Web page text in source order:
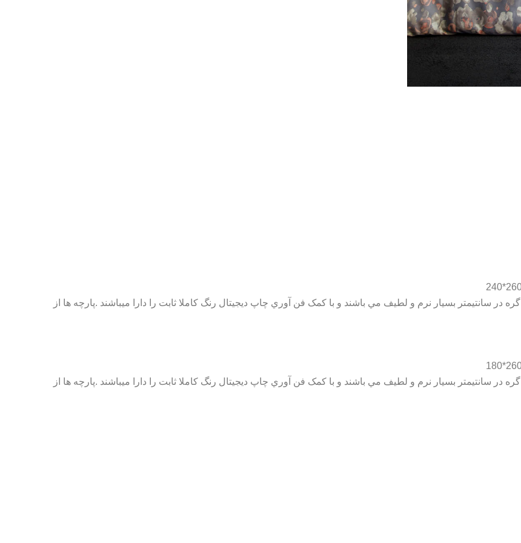
جنس: ساتن- پارچه هاي ديجيتال ساتين اين شرکت با تراکم 220 گره در سانتيمتر بسيار نرم و لطيف مي باشند و با کمک فن آوري چاپ ديجيتال رنگ کاملا ثابت را دارا ميباشند .پارچه ها از
جنس: ساتن- پارچه هاي ديجيتال ساتين اين شرکت با تراکم 220 گره در سانتيمتر بسيار نرم و لطيف مي باشند و با کمک فن آوري چاپ ديجيتال رنگ کاملا ثابت را دارا ميباشند .پارچه ها از